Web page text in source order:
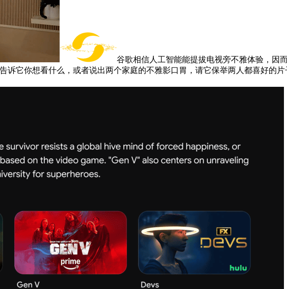
谷歌相信人工智能能提拔电视旁不雅体验，因
它你想看什么，或者说出两个家庭的不雅影口胃，请它保举两人都喜好的片